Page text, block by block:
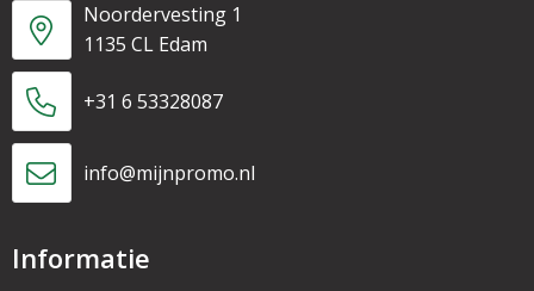
Noordervesting 1
1135 CL Edam
+31 6 53328087
info@mijnpromo.nl
Informatie